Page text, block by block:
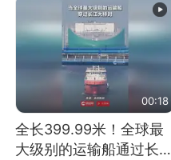
00:18
全长399.99米！全球最
大级别的运输船通过长江